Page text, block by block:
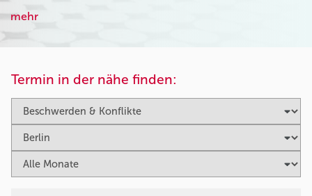
mehr
Termin in der nähe finden: